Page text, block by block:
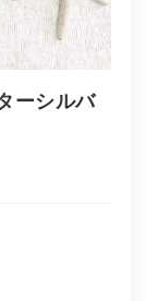
ーシルバ